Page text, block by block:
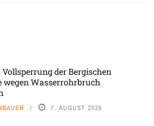
Vollsperrung der Bergischen
wegen Wasserrohrbruch
7. AUGUST 2026